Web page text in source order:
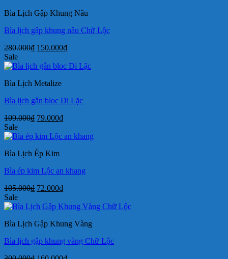
72.000₫.
Bìa Lịch Gập Khung Nâu
Bìa lịch gập khung nâu Chữ Lộc
280.000₫ Giá
là:
150.000₫Giá
tại
Sale
Bìa Lịch Metalize
Bìa lịch gắn bloc Di Lặc
109.000₫ Giá
là:
79.000₫Giá
tại
Sale
Bìa Lịch Ép Kim
Bìa ép kim Lộc an khang
105.000₫ Giá
là:
72.000₫Giá
tại
72.000₫.
Sale
Bìa Lịch Gập Khung Vàng
Bìa lịch gập khung vàng Chữ Lộc